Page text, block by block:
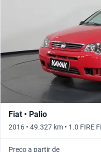
Fiat • Palio
2016 • 49.327 km • 1.0 FIRE
Preço a partir de